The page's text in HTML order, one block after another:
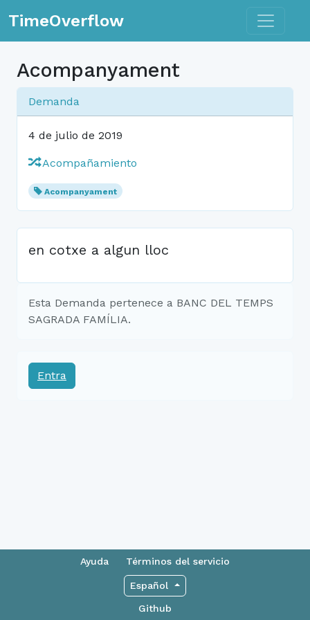
TimeOverflow Toggle
Acompanyament
Demanda
4 de julio de 2019
Acompañamiento
Acompanyament
en cotxe a algun lloc
Esta Demanda pertenece a BANC DEL TEMPS
SAGRADA FAMÍLIA.
Entra
Ayuda Términos del servicio
Español
Github